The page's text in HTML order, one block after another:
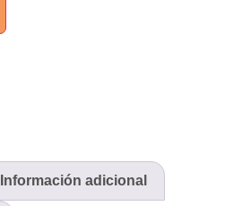
Información adicional